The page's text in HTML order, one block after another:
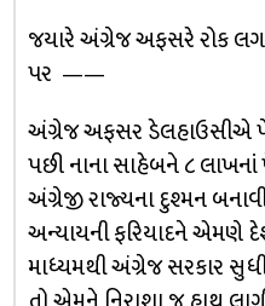
જયારે અંગ્રેજ અફસરે રોક
પર ——
અંગ્રેજ અફસર ડેલહાઉસીએ
પછી નાના સાહેબને ૮
અંગ્રેજી રાજ્યના દુશ્મન
અન્યાયની ફરિયાદને એમણે
માધ્યમથી અંગ્રેજ સરકાર